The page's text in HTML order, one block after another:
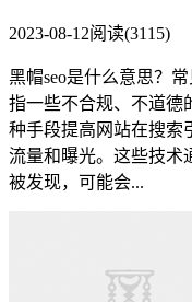
2023-08-12阅读(3115)
黑帽seo是什么意思？
指一些不合规、不道德
种手段提高网站在搜索
流量和曝光。这些技术
被发现，可能会...